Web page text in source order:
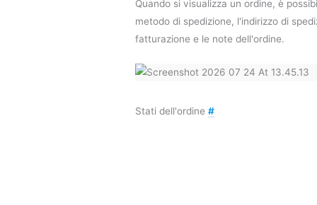
Quando si visualizza un ordine, è
metodo di spedizione, l'indirizzo di
fatturazione e le note dell'ordine.
Stati dell'ordine #